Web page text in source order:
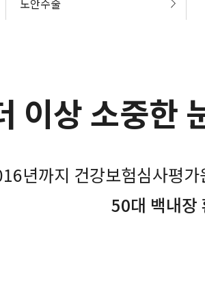
1Day 정밀 검사
노안수술
이상 소중한
년까지 건강보험심사평가
50대 백내장